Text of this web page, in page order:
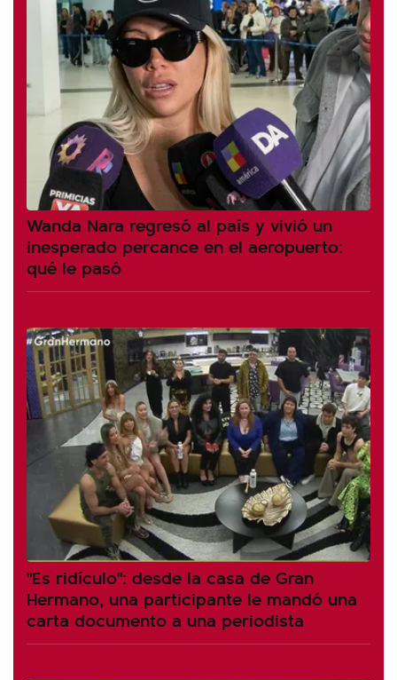
Wanda Nara regresó al país y vivió un
inesperado percance en el aeropuerto:
qué le pasó
"Es ridículo": desde la casa de Gran
Hermano, una participante le mandó una
carta documento a una periodista